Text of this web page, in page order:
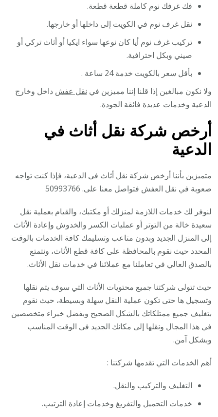
فك غرفك نوم كاملة قطعة قطعة.
نقل غرف نوم في الكويت إلى داخلها أو خارجها.
تركيب غرف نوم أيا كان نوعها سواء ايكيا أو أثاث تركي أو
صيني وبكل احترافية.
بأقل سعر بالكويت خدمة 24 ساعة .
ولا نكون مبالغين إذا قلنا إننا مميزين في نقل عفش داخل وخارج
الدعية وخدمات عديدة فائقة الجودة.
أرخص شركة نقل أثاث في
الدعية
متميزين بأننا أرخص شركة نقل أثاث في الدعية، فإذا كنت تواجه
صعوبة في نقل العفش فتواصل معنا على. 50993766
لنوفر لك خدمات اللازمة لمنزلك أو مكتبك، والقيام بعملية نقل
سعيدة خالة من التوتر أو عمليات الكسر والخدوش وإعادة الأثاث
إلى المنزل الجديد وبدون متاعب وتسليمك كافة الخدمات بالوقت
المحدد حيث نقوم بالمحافظة على كافة قطع الأثاث، ونتمتع
بالصدق العالي في تعاملنا مع عملائنا في خدمات نقل الأثاث.
حيث تتولى شركتنا جميع محتويات الأثاث التي سوف يتم نقلها
وتسجيل ها حتى تكون عملية النقل سهلة وبسيطة، حيث نقوم
بتغليف جميع ممتلكاتك بالشكل الصحيح وبفضل خبراء متخصصين
في هذا المجال ونقلها إلى مكانك الجديد في الوقت المناسب
وبشكل آمن.
أهم الخدمات التي تقدمها شركتنا :
التغليف والتركيب والنقل.
خدمات التحميل والتفريغ وخدمات إعادة الترتيب.